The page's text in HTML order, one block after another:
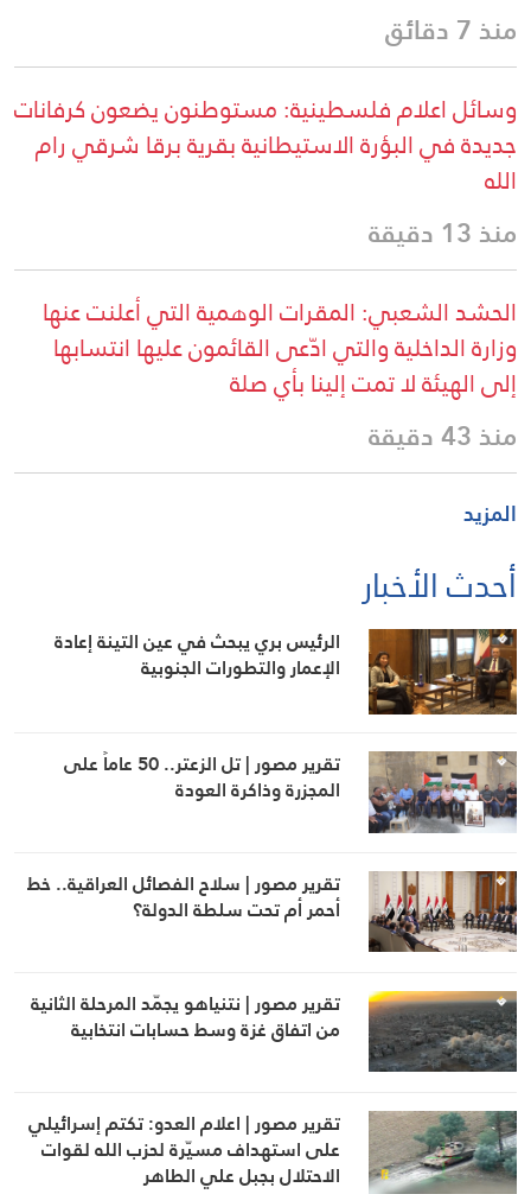
منذ 7 دقائق
وسائل اعلام فلسطينية: مستوطنون يضعون كرفانات
جديدة في البؤرة الاستيطانية بقرية برقا شرقي رام
الله
منذ 13 دقيقة
الحشد الشعبي: المقرات الوهمية التي أعلنت عنها
وزارة الداخلية والتي ادّعى القائمون عليها انتسابها
إلى الهيئة لا تمت إلينا بأي صلة
منذ 43 دقيقة
المزيد
أحدث الأخبار
الرئيس بري يبحث في عين التينة إعادة
الإعمار والتطورات الجنوبية
تقرير مصور | تل الزعتر.. 50 عاماً على
المجزرة وذاكرة العودة
تقرير مصور | سلاح الفصائل العراقية.. خط
أحمر أم تحت سلطة الدولة؟
تقرير مصور | نتنياهو يجمّد المرحلة الثانية
من اتفاق غزة وسط حسابات انتخابية
تقرير مصور | اعلام العدو: تكتم إسرائيلي
على استهداف مسيّرة لحزب الله لقوات
الاحتلال بجبل علي الطاهر